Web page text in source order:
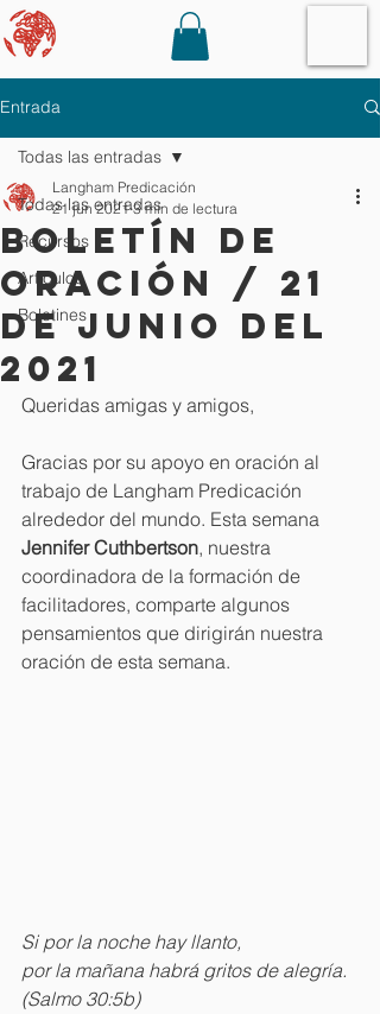
Entrada
Todas las entradas
Recursos
Artículos
Boletines
Todas las entradas
Boletín de
oración / 21
de junio del
2021
Langham Predicación
21 jun 2021 3 min de lectura
Queridas amigas y amigos,
Gracias por su apoyo en oración al
trabajo de Langham Predicación
alrededor del mundo. Esta semana
Jennifer Cuthbertson, nuestra
coordinadora de la formación de
facilitadores, comparte algunos
pensamientos que dirigirán nuestra
oración de esta semana.
Si por la noche hay llanto,
por la mañana habrá gritos de alegría.
(Salmo 30:5b)